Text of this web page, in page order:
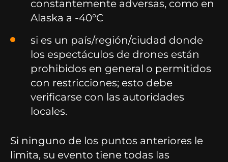
constantemente adversas, como en
Alaska a -40°C
si es un país/región/ciudad donde
los espectáculos de drones están
prohibidos en general o permitidos
con restricciones; esto debe
verificarse con las autoridades
locales.
Si ninguno de los puntos anteriores le
limita, su evento tiene todas las